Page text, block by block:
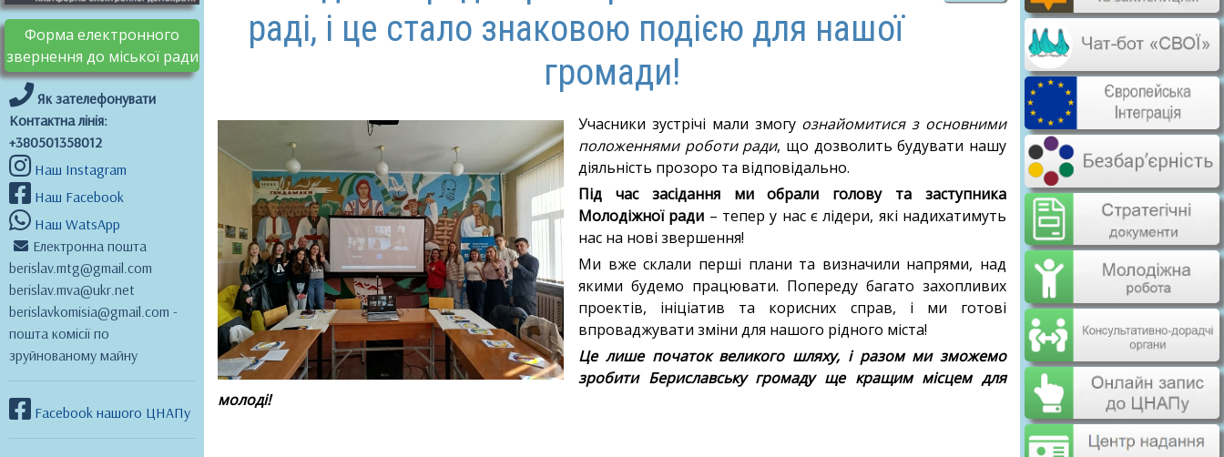
Форма електронного
звернення до міської ради
Як зателефонувати
Контактна лінія:
+380501358012
Наш Instagram
Наш Facebook
Наш WatsApp
Електронна пошта
berislav.mtg@gmail.com
berislav.mva@ukr.net
berislavkomisia@gmail.com -
пошта комісії по
зруйнованому майну
Facebook нашого ЦНАПу
раді, і це стало знаковою подією для нашої
громади!
Учасники зустрічі мали змогу ознайомитися з основними
положеннями роботи ради, що дозволить будувати нашу
діяльність прозоро та відповідально.
Під час засідання ми обрали голову та заступника
Молодіжної ради – тепер у нас є лідери, які надихатимуть
нас на нові звершення!
Ми вже склали перші плани та визначили напрями, над
якими будемо працювати. Попереду багато захопливих
проектів, ініціатив та корисних справ, і ми готові
впроваджувати зміни для нашого рідного міста!
Це лише початок великого шляху, і разом ми зможемо
зробити Бериславську громаду ще кращим місцем для
молоді!